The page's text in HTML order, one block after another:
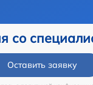
со
Оставить заявку